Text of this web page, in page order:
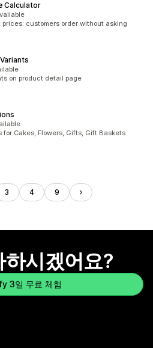
Calculator
customers order without asking
on product detail page
for Cakes, Flowers, Gifts, Gift Baskets
3 4 9
하시겠어요?
3일 무료 체험